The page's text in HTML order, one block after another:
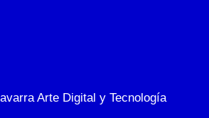
Arte Digital y Tecnología